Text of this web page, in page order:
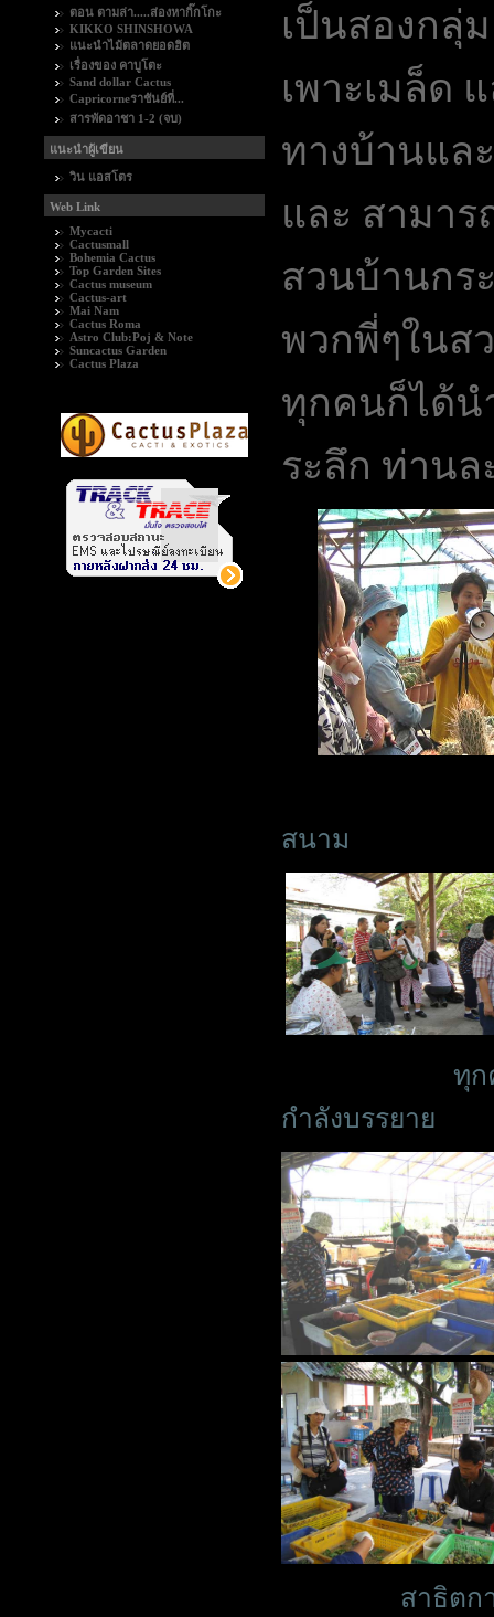
ตอน ตามล่า.....ส่องหากิ๊กโกะ
KIKKO SHINSHOWA
แนะนำไม้ตลาดยอดฮิต
เรื่องของ คาบูโตะ
Sand dollar Cactus
Capricorneราชันย์ที่...
สารพัดอาชา 1-2 (จบ)
แนะนำผู้เขียน
วิน แอสโตร
Web Link
Mycacti
Cactusmall
Bohemia Cactus
Top Garden Sites
Cactus museum
Cactus-art
Mai Nam
Cactus Roma
Astro Club:Poj & Note
Suncactus Garden
Cactus Plaza
เป็นสองกลุ่
เพาะเมล็ด
ทางบ้านแล
และ สามาร
สวนบ้านกร
พวกพี่ๆในส
ทุกคนก็ได้น
ระลึก ท่านล
สนาม
ทุก
กำลังบรรยาย
สาธิตก